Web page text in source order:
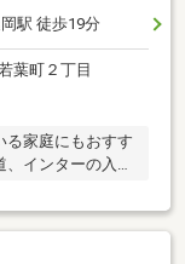
駅 徒歩19分
葉町２丁目
家庭にもおすす